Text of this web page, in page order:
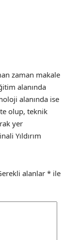
zaman makale
alanında
alanında ise
olup, teknik
yer
Yıldırım
alanlar * ile